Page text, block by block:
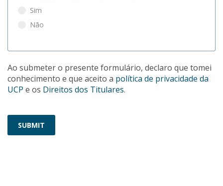
Sim
Não
Ao submeter o presente formulário, declaro que tomei
conhecimento e que aceito a política de privacidade da
UCP e os Direitos dos Titulares.
SUBMIT